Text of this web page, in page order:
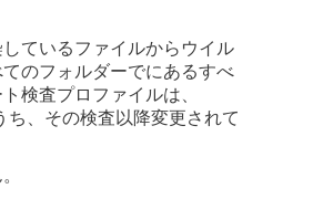
ているファイルからウイル
のフォルダーでにあるすべ
検査プロファイルは、
、その検査以降変更されて